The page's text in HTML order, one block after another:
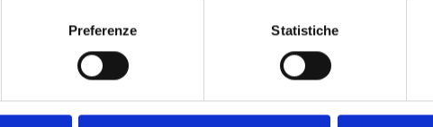
Preferenze Statistiche
-45 dB, Frequenza microfono: 20 - 20000 Hz.
Colore del prodotto: Nero, Lunghezza cavo:
dB. Peso microfono: 573 g